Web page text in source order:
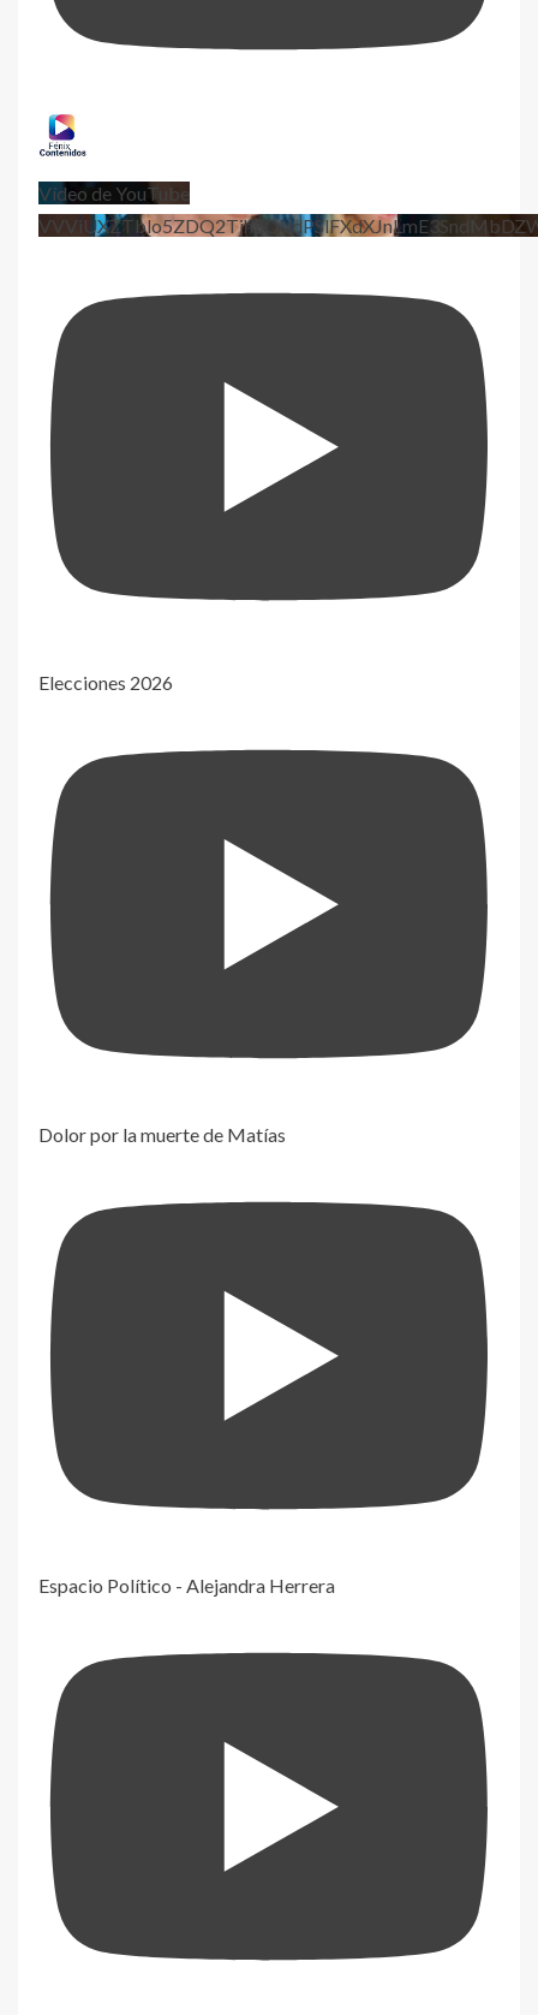
Vídeo de YouTube
Elecciones 2026
Dolor por la muerte de Matías
Espacio Político - Alejandra Herrera